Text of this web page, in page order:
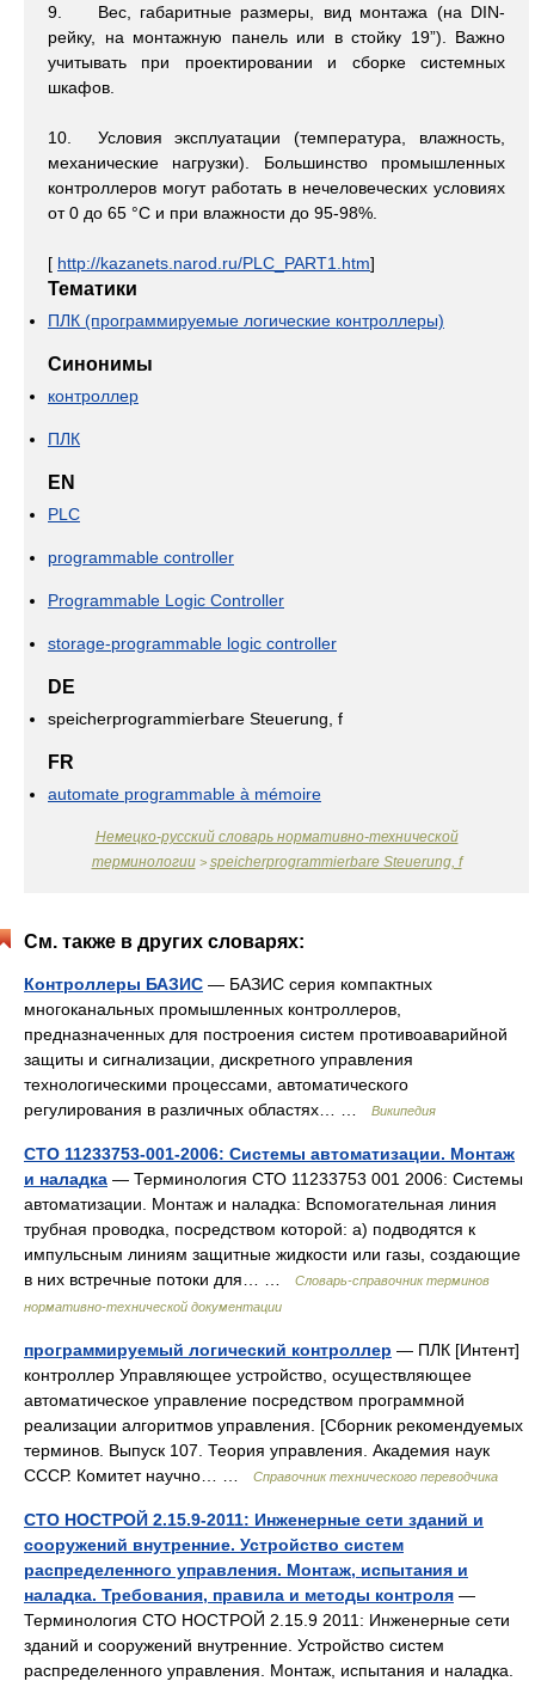
9. Вес, габаритные размеры, вид монтажа (на DIN-
рейку, на монтажную панель или в стойку 19”). Важно
учитывать при проектировании и сборке системных
шкафов.
10. Условия эксплуатации (температура, влажность,
механические нагрузки). Большинство промышленных
контроллеров могут работать в нечеловеческих условиях
от 0 до 65 °С и при влажности до 95-98%.
[ http://kazanets.narod.ru/PLC_PART1.htm]
Тематики
ПЛК (программируемые логические контроллеры)
Синонимы
контроллер
ПЛК
EN
PLC
programmable controller
Programmable Logic Controller
storage-programmable logic controller
DE
speicherprogrammierbare Steuerung, f
FR
automate programmable à mémoire
Немецко-русский словарь нормативно-технической
терминологии> speicherprogrammierbare Steuerung, f
См. также в других словарях:
Контроллеры БАЗИС — БАЗИС серия компактных
многоканальных промышленных контроллеров,
предназначенных для построения систем противоаварийной
защиты и сигнализации, дискретного управления
технологическими процессами, автоматического
регулирования в различных областях… …
Википедия
СТО 11233753-001-2006: Системы автоматизации. Монтаж
и наладка — Терминология СТО 11233753 001 2006: Системы
автоматизации. Монтаж и наладка: Вспомогательная линия
трубная проводка, посредством которой: а) подводятся к
импульсным линиям защитные жидкости или газы, создающие
в них встречные потоки для… …
Словарь-справочник терминов
нормативно-технической документации
программируемый логический контроллер — ПЛК [Интент]
контроллер Управляющее устройство, осуществляющее
автоматическое управление посредством программной
реализации алгоритмов управления. [Сборник рекомендуемых
терминов. Выпуск 107. Теория управления. Академия наук
СССР. Комитет научно… …
Справочник технического переводчика
СТО НОСТРОЙ 2.15.9-2011: Инженерные сети зданий и
сооружений внутренние. Устройство систем
распределенного управления. Монтаж, испытания и
наладка. Требования, правила и методы контроля —
Терминология СТО НОСТРОЙ 2.15.9 2011: Инженерные сети
зданий и сооружений внутренние. Устройство систем
распределенного управления. Монтаж, испытания и наладка.